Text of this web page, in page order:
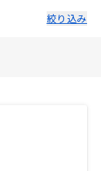
絞り込み